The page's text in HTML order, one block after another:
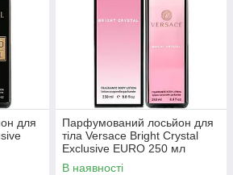
для
Парфумований лосьйон для
тіла Versace Bright Crystal
Exclusive EURO 250 мл
В наявності